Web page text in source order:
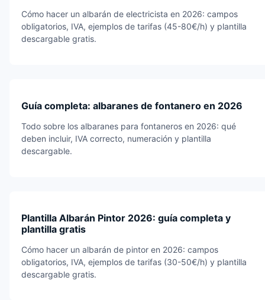
Cómo hacer un albarán de electricista en 2026: campos
obligatorios, IVA, ejemplos de tarifas (45-80€/h) y plantilla
descargable gratis.
Guía completa: albaranes de fontanero en 2026
Todo sobre los albaranes para fontaneros en 2026: qué
deben incluir, IVA correcto, numeración y plantilla
descargable.
Plantilla Albarán Pintor 2026: guía completa y
plantilla gratis
Cómo hacer un albarán de pintor en 2026: campos
obligatorios, IVA, ejemplos de tarifas (30-50€/h) y plantilla
descargable gratis.